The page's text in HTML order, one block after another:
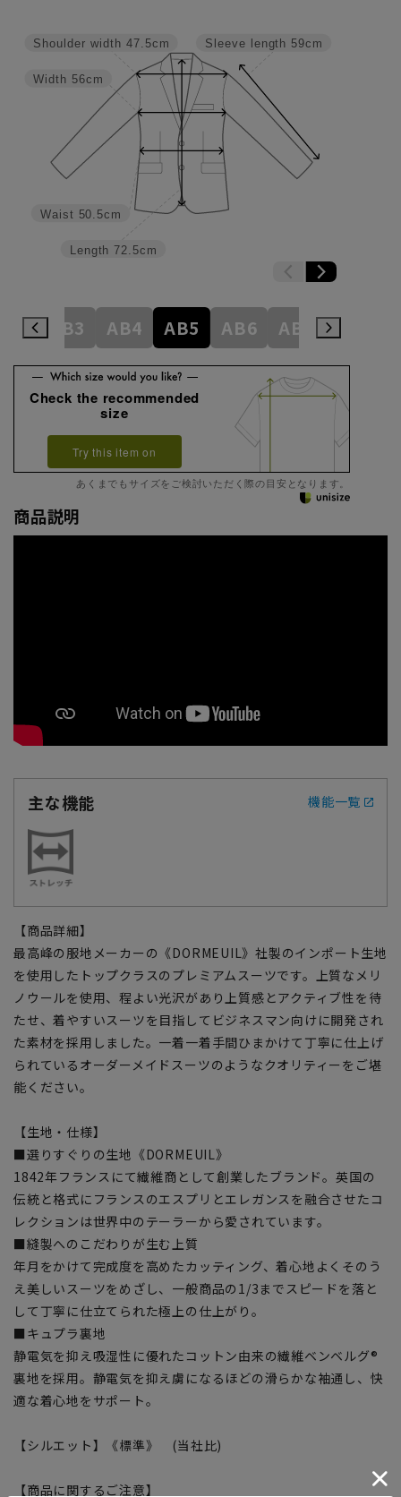
Sleeve length 59cm
Length 72.5cm
Waist 50.5cm
Width 56cm
Shoulder width 47.5cm
A8 AB3 AB4 AB5 AB6 AB7 AB8
Check the recommended
size
Try this item on
あくまでもサイズをご検討いただく際の目安となります。
商品説明
主な機能 機能一覧
【商品詳細】
最高峰の服地メーカーの《DORMEUIL》社製のインポート生地
を使用したトップクラスのプレミアムスーツです。上質なメリ
ノウールを使用、程よい光沢があり上質感とアクティブ性を待
たせ、着やすいスーツを目指してビジネスマン向けに開発され
た素材を採用しました。一着一着手間ひまかけて丁寧に仕上げ
られているオーダーメイドスーツのようなクオリティーをご堪
能ください。
【生地・仕様】
■選りすぐりの生地《DORMEUIL》
1842年フランスにて繊維商として創業したブランド。英国の
伝統と格式にフランスのエスプリとエレガンスを融合させたコ
レクションは世界中のテーラーから愛されています。
■縫製へのこだわりが生む上質
年月をかけて完成度を高めたカッティング、着心地よくそのう
え美しいスーツをめざし、一般商品の1/3までスピードを落と
して丁寧に仕立てられた極上の仕上がり。
■キュプラ裏地
静電気を抑え吸湿性に優れたコットン由来の繊維ベンベルグ®
裏地を採用。静電気を抑え虜になるほどの滑らかな袖通し、快
適な着心地をサポート。
【シルエット】《標準》 (当社比)
【商品に関するご注意】